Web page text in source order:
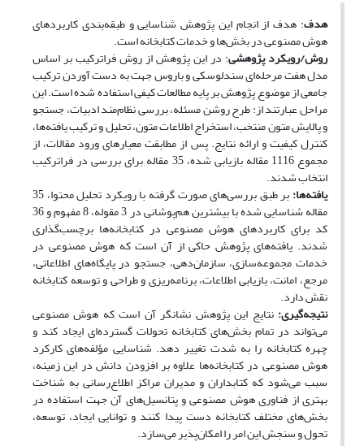
هدف: هدف از انجام این پژوهش شناسایی و طبقه‌بندی کاربردهای
هوش مصنوعی در بخش­‌ها و خدمات کتابخانه است.
روش/رویکرد پژوهشی: در این پژوهش از روش فراترکیب بر اساس
مدل هفت مرحله‌ای سندلوسکی و باروس جهت به دست آوردن ترکیب
جامعی از موضوع پژوهش بر پایه مطالعات کیفی استفاده شده است. این
مراحل عبارتند از: طرح روشن مسئله، بررسی نظام‌مند ادبیات، جستجو
و پالایش متون منتخب، استخراج اطلاعات متون، تحلیل و ترکیب یافته‌ها،
کنترل کیفیت و ارائه نتایج. پس از مطابقت معیارهای ورود مقالات، از
مجموع 1116 مقاله بازیابی شده، 35 مقاله برای بررسی در فراترکیب
انتخاب شدند.
یافته‌ها: بر طبق بررسی‌های صورت گرفته با رویکرد تحلیل محتوا، 35
مقاله شناسایی شده با بیشترین هم‌پوشانی در 3 مقوله، 8 مفهوم و 36
کد برای کاربردهای هوش مصنوعی در کتابخانه‌ها برچسب‌گذاری
شدند. یافته‌های پژوهش حاکی از آن است که هوش مصنوعی در
خدمات مجموعه‌سازی، سازمان‌دهی، جستجو در پایگاه‌های اطلاعاتی،
مرجع، امانت، بازیابی اطلاعات، برنامه‌ریزی و طراحی و توسعه کتابخانه
نقش دارد.
نتیجه‌گیری:نتایج این پژوهش نشانگر آن است که هوش مصنوعی
می‌تواند در تمام بخش‌های کتابخانه تحولات گسترده‌ای ایجاد کند و
چهره کتابخانه را به شدت تغییر دهد. شناسایی مؤلفه‌های کارکرد
هوش مصنوعی در کتابخانه‌ها علاوه بر افزودن دانش در این زمینه،
سبب می‌شود که کتابداران و مدیران مراکز اطلاع‌رسانی به شناخت
بهتری از فناوری هوش مصنوعی و پتانسیل‌های آن جهت استفاده در
بخش‌های مختلف کتابخانه دست پیدا کنند و توانایی ایجاد، توسعه،
تحول و سنجش این امر را امکان‌پذیر می‌سازد.